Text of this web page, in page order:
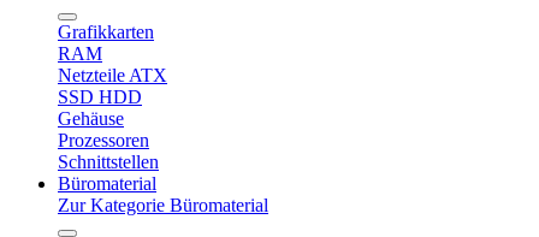
Grafikkarten
RAM
Netzteile ATX
SSD HDD
Gehäuse
Prozessoren
Schnittstellen
Büromaterial
Zur Kategorie Büromaterial